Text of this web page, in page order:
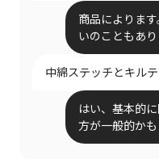
商品によりま
いのこともあり
中綿ステッチとキル
はい、基本的
方が一般的かも